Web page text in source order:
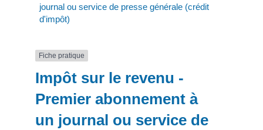
journal ou service de presse générale (crédit
d'impôt)
Fiche pratique
Impôt sur le revenu -
Premier abonnement à
un journal ou service de